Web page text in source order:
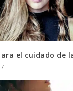
el cuidado de